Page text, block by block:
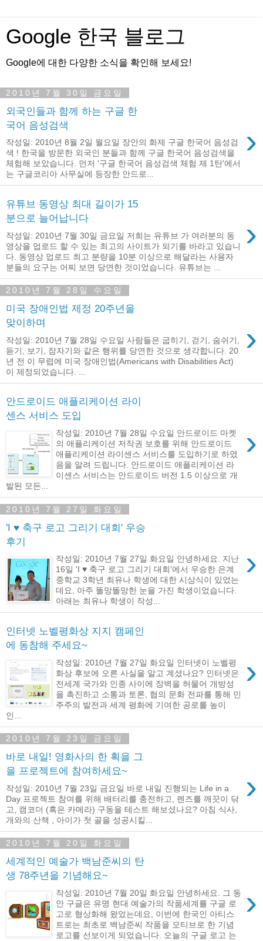
Google 한국 블로그
Google에 대한 다양한 소식을 확인해 보세요!
2010년 7월 30일 금요일
외국인들과 함께 하는 구글 한
국어 음성검색
›
작성일: 2010년 8월 2일 월요일 장안의 화제 구글 한국어 음성검
색 ! 한국을 방문한 외국인 분들과 함께 구글 한국어 음성검색을
체험해 보았습니다. 먼저 '구글 한국어 음성검색 체험 제 1탄'에서
는 구글코리아 사무실에 등장한 안드로...
유튜브 동영상 최대 길이가 15
분으로 늘어납니다
›
작성일: 2010년 7월 30일 금요일 저희는 유튜브 가 여러분의 동
영상을 업로드 할 수 있는 최고의 사이트가 되기를 바라고 있습니
다. 동영상 업로드 최고 분량을 10분 이상으로 해달라는 사용자
분들의 요구는 어찌 보면 당연한 것이었습니다. 유튜브는 ...
2010년 7월 28일 수요일
미국 장애인법 제정 20주년을
맞이하며
›
작성일: 2010년 7월 28일 수요일 사람들은 굽히기, 걷기, 숨쉬기,
듣기, 보기, 잠자기와 같은 행위를 당연한 것으로 생각합니다. 20
년 전 이 무렵에 미국 장애인법(Americans with Disabilities Act)
이 제정되었습니다. ...
안드로이드 애플리케이션 라이
센스 서비스 도입
›
작성일: 2010년 7월 28일 수요일 안드로이드 마켓
의 애플리케이션 저작권 보호를 위해 안드로이드
애플리케이션 라이센스 서비스를 도입하기로 하였
음을 알려 드립니다. 안드로이드 애플리케이션 라
이센스 서비스는 안드로이드 버전 1.5 이상으로 개
발된 모든...
2010년 7월 27일 화요일
'I ♥ 축구 로고 그리기 대회' 우승
후기
›
작성일: 2010년 7월 27일 화요일 안녕하세요. 지난
16일 'I ♥ 축구 로고 그리기 대회'에서 우승한 은계
중학교 3학년 최유나 학생에 대한 시상식이 있었는
데요, 아주 똘망똘망한 눈을 가진 학생이었습니다.
아래는 최유나 학생이 작성...
인터넷 노벨평화상 지지 캠페인
에 동참해 주세요~
›
작성일: 2010년 7월 27일 화요일 인터넷이 노벨평
화상 후보에 오른 사실을 알고 계셨나요? 인터넷은
전세계 국가와 인종 사이에 장벽을 허물어 개방성
을 촉진하고 소통과 토론, 협의 문화 전파를 통해 민
주주의 발전과 세계 평화에 기여한 공로를 높이
인...
2010년 7월 23일 금요일
바로 내일! 영화사의 한 획을 그
을 프로젝트에 참여하세요~
›
작성일: 2010년 7월 23일 금요일 바로 내일 진행되는 Life in a
Day 프로젝트 참여를 위해 배터리를 충전하고, 렌즈를 깨끗이 닦
고, 캠코더 (혹은 카메라) 구동을 테스트 해보셨나요? 아침 식사,
개와의 산책 , 아이가 첫 골을 성공시킬...
2010년 7월 20일 화요일
세계적인 예술가 백남준씨의 탄
생 78주년을 기념해요~
›
작성일: 2010년 7월 20일 화요일 안녕하세요. 그 동
안 구글은 유명 현대 예술가의 작품세계를 구글 로
고로 형상화해 왔었는데요, 이번에 한국인 아티스
트로는 최초로 백남준씨 작품을 모티브로 한 기념
로고를 선보이게 되었습니다. 오늘의 구글 로고 는